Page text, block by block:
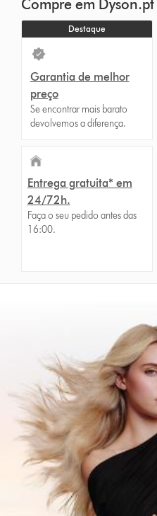
Compre em Dyson.pt
Destaque
Garantia de melhor
preço
Se encontrar mais barato
devolvemos a diferença.
Entrega gratuita* em
24/72h.
Faça o seu pedido antes das
16:00.